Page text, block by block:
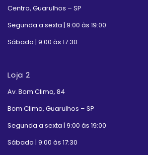
Centro, Guarulhos – SP
Segunda a sexta | 9:00 às 19:00
Sábado | 9:00 às 17:30
Loja 2
Av. Bom Clima, 84
Bom Clima, Guarulhos – SP
Segunda a sexta | 9:00 às 19:00
Sábado | 9:00 às 17:30